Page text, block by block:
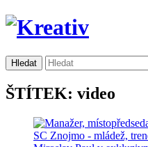
ŠTÍTEK: video